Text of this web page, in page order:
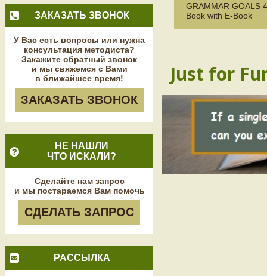
ЗАКАЗАТЬ ЗВОНОК
У Вас есть вопросы или нужна
консультация методиста?
Закажите обратный звонок
и мы свяжемся с Вами
в ближайшее время!
ЗАКАЗАТЬ ЗВОНОК
НЕ НАШЛИ
ЧТО ИСКАЛИ?
Сделайте нам запрос
и мы постараемся Вам помочь
СДЕЛАТЬ ЗАПРОС
РАССЫЛКА
GRAMMAR GOALS
Book with E-Book
Just for